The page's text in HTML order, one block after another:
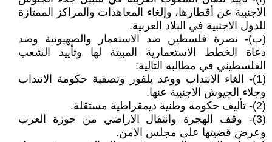
الاجنبية عن أقطارها، وإلغاء المعاهدات والمراكز الممتازة
للدول الاجنبية في البلاد العربية.
(ب)- نصرة فلسطين ضد الاستعمار والصهيونية وضد
دعاة الخطط الاستعمارية المبيتة لها وتأييد الشعب
الفلسطيني في مطالبه التالية:
(1)- الغاء الانتداب ووعد بلفور وتصفية حكومة الانتداب
وجلاء الجيوش الاجنبية عنها.
(2)- تأليف حكومة وطنية ديمقراطية مستقلة.
(3)- وقف الهجرة وانتقال الاراضي من حوزة العرب
وعرض قضيتها على مجلس الامن.